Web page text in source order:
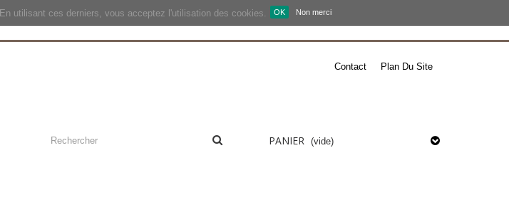
En utilisant ces derniers, vous acceptez l'utilisation des cookies. OK Non merci
Contact Plan Du Site
PANIER (vide)